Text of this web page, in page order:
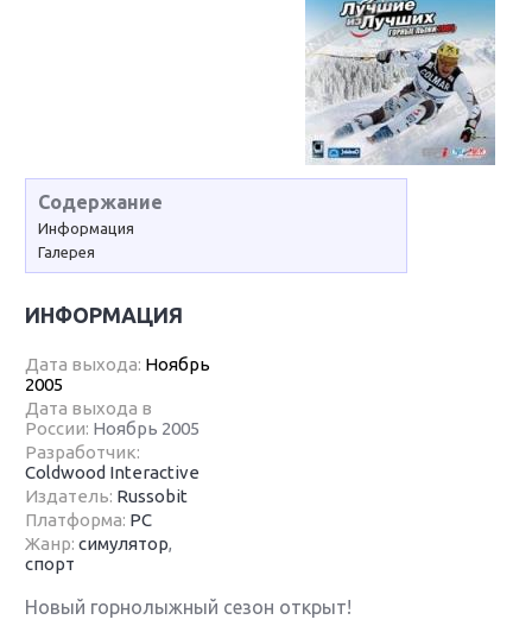
Содержание
Информация
Галерея
ИНФОРМАЦИЯ
Дата выхода: Ноябрь
2005
Дата выхода в
России: Ноябрь 2005
Разработчик:
Coldwood Interactive
Издатель: Russobit
Платформа: PC
Жанр:симулятор,
спорт
Новый горнолыжный сезон открыт!